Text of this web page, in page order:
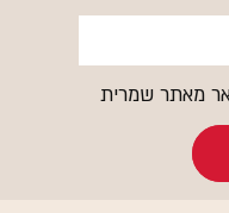
מאתר שמרית